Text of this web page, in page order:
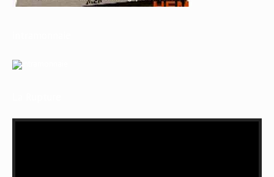
Lecteur